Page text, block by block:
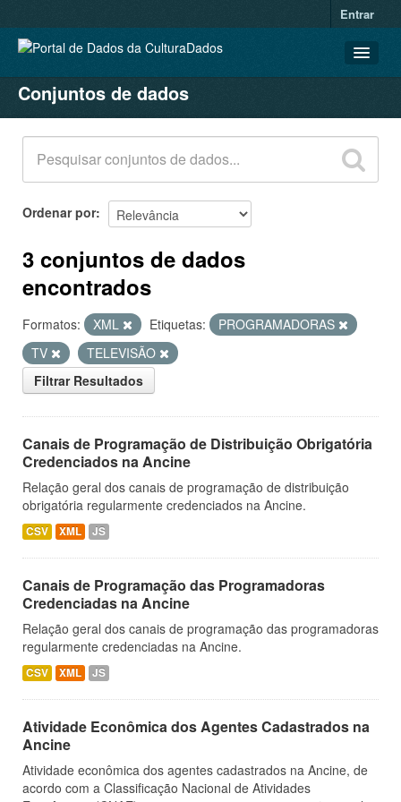
Entrar
CONJUNTOS DE DADOS
ORGANIZAÇÕES
GRUPOS
SOBRE
Conjuntos de dados
Ordenar por
3 conjuntos de dados
encontrados
Formatos: XML Etiquetas:
PROGRAMADORAS
TV
TELEVISÃO
Filtrar Resultados
Canais de Programação de Distribuição Obrigatória
Credenciados na Ancine
Relação geral dos canais de programação de distribuição
obrigatória regularmente credenciados na Ancine.
CSV XML JS
Canais de Programação das Programadoras
Credenciadas na Ancine
Relação geral dos canais de programação das programadoras
regularmente credenciadas na Ancine.
CSV XML JS
Atividade Econômica dos Agentes Cadastrados na
Ancine
Atividade econômica dos agentes cadastrados na Ancine, de
acordo com a Classificação Nacional de Atividades